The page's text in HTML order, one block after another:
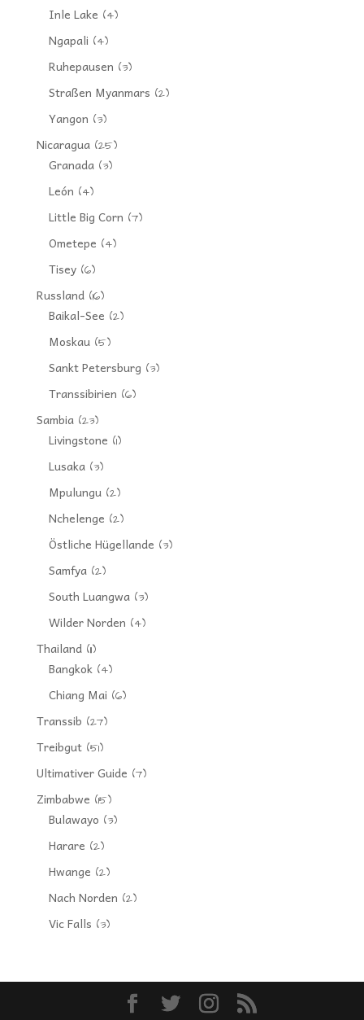
Inle Lake (4)
Ngapali (4)
Ruhepausen (3)
Straßen Myanmars (2)
Yangon (3)
Nicaragua(25)
Granada(3)
León (4)
Little Big Corn (7)
Ometepe (4)
Tisey(6)
Russland(16)
Baikal-See (2)
Moskau(5)
Sankt Petersburg (3)
Transsibirien (6)
Sambia(23)
Livingstone (1)
Lusaka(3)
Mpulungu(2)
Nchelenge (2)
Östliche Hügellande (3)
Samfya(2)
South Luangwa(3)
Wilder Norden (4)
Thailand(11)
Bangkok(4)
Chiang Mai (6)
Transsib (27)
Treibgut(51)
Ultimativer Guide (7)
Zimbabwe (15)
Bulawayo (3)
Harare (2)
Hwange (2)
Nach Norden (2)
Vic Falls (3)